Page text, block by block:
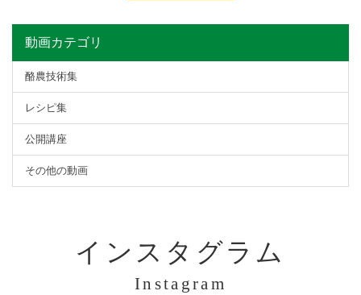
動画カテゴリ
酪農技術集
レシピ集
公開講座
その他の動画
インスタグラム
Instagram